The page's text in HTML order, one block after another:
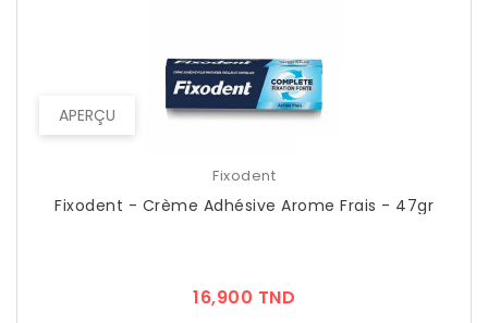
APERÇU
Fixodent
Fixodent - Crème Adhésive Arome Frais - 47gr
16,900 TND